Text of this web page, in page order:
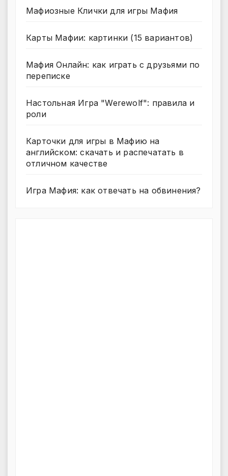
Мафиозные Клички для игры Мафия
Карты Мафии: картинки (15 вариантов)
Мафия Онлайн: как играть с друзьями по
переписке
Настольная Игра "Werewolf": правила и
роли
Карточки для игры в Мафию на
английском: скачать и распечатать в
отличном качестве
Игра Мафия: как отвечать на обвинения?